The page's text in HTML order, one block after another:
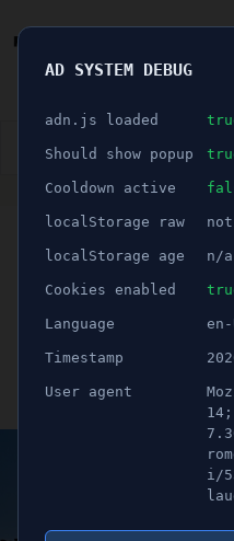
👮🏻‍♂️ BLÅLJUS ÅSIKTER
Så vill
för unga att
bostad
Publicerad 18 april 2022 02:00
Uppdaterad 21 juni 2026 12:59
AD SYSTEM DEBUG
adn.js loaded
Should show popup
Cooldown active
localStorage raw
localStorage age n/a
Cookies enabled
Language en-
Timestamp
User agent
i/